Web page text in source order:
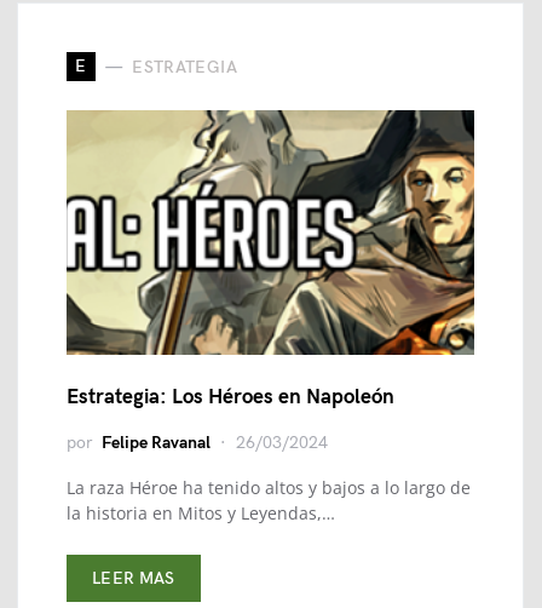
E ESTRATEGIA
Estrategia: Los Héroes en Napoleón
por Felipe Ravanal 26/03/2024
La raza Héroe ha tenido altos y bajos a lo largo de
la historia en Mitos y Leyendas,…
LEER MAS